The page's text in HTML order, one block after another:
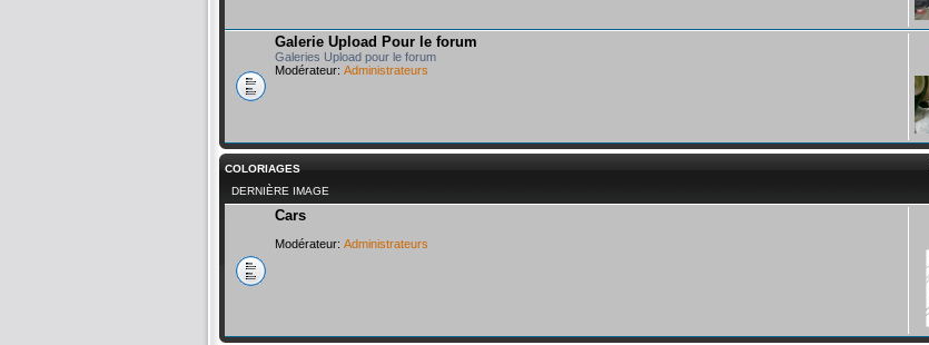
Galerie Upload Pour le forum
Galeries Upload pour le forum
Modérateur: Administrateurs
COLORIAGES
DERNIÈRE IMAGE
Cars
Modérateur: Administrateurs